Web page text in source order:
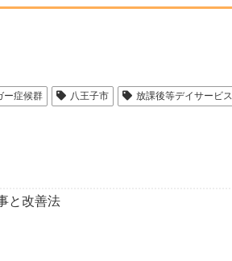
ー症候群 八王子市 放課後等デイサービス
と改善法